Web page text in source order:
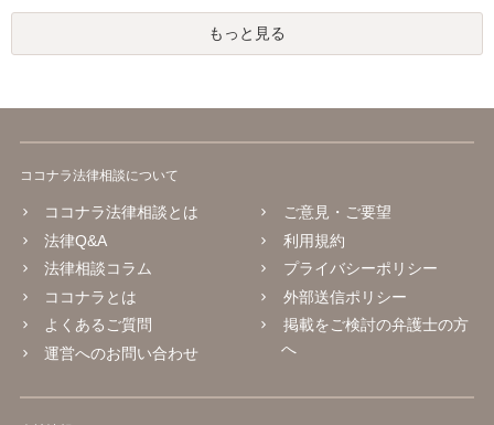
もっと見る
ココナラ法律相談について
ココナラ法律相談とは
法律Q&A
法律相談コラム
ココナラとは
よくあるご質問
運営へのお問い合わせ
ご意見・ご要望
利用規約
プライバシーポリシー
外部送信ポリシー
掲載をご検討の弁護士の方
へ